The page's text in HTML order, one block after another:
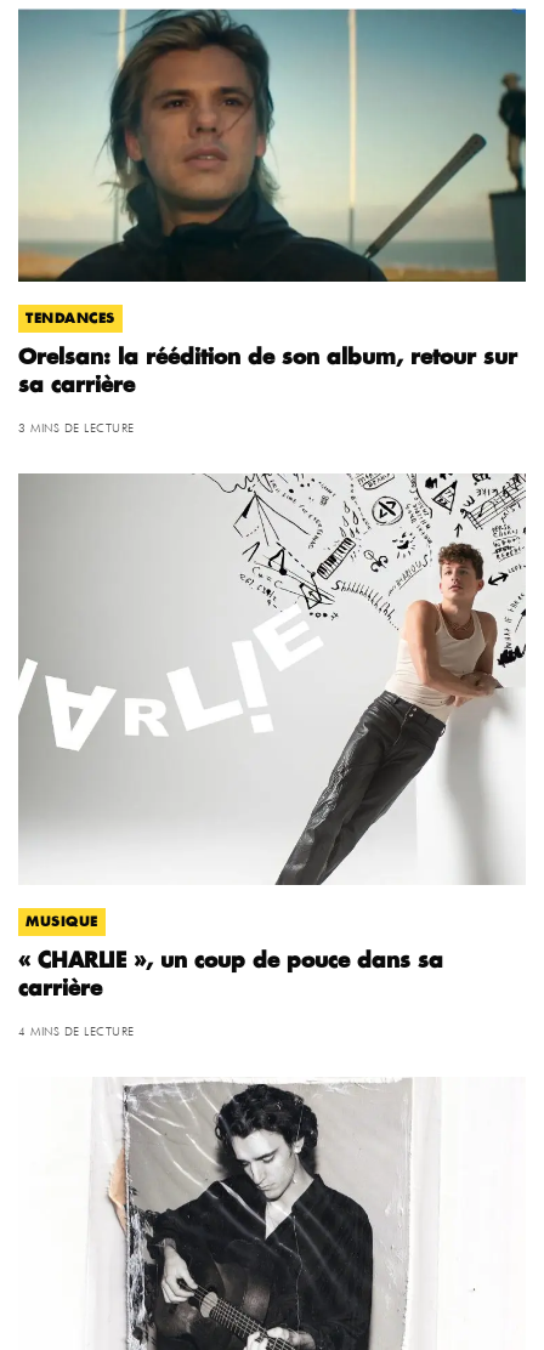
TENDANCES
Orelsan: la réédition de son album, retour sur
sa carrière
3 MINS DE LECTURE
MUSIQUE
« CHARLIE », un coup de pouce dans sa
carrière
4 MINS DE LECTURE